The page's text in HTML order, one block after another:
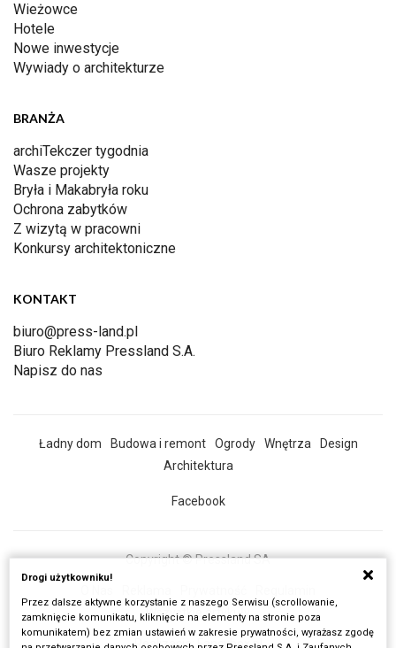
Wieżowce
Hotele
Nowe inwestycje
Wywiady o architekturze
BRANŻA
archiTekczer tygodnia
Wasze projekty
Bryła i Makabryła roku
Ochrona zabytków
Z wizytą w pracowni
Konkursy architektoniczne
KONTAKT
biuro@press-land.pl
Biuro Reklamy Pressland S.A.
Napisz do nas
Ładny dom Budowa i remont Ogrody Wnętrza
Design
Architektura
Facebook
Copyright © Pressland SA
Wszystkie artykuły
Realizacja: Fancybox.pl
Drogi użytkowniku!
Przez dalsze aktywne korzystanie z naszego Serwisu (scrollowanie,
zamknięcie komunikatu, kliknięcie na elementy na stronie poza
komunikatem) bez zmian ustawień w zakresie prywatności, wyrażasz zgodę